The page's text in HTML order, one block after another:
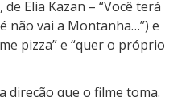
de Elia Kazan – “Você terá
não vai a Montanha…”) e
pizza” e “quer o próprio
direção que o filme toma.